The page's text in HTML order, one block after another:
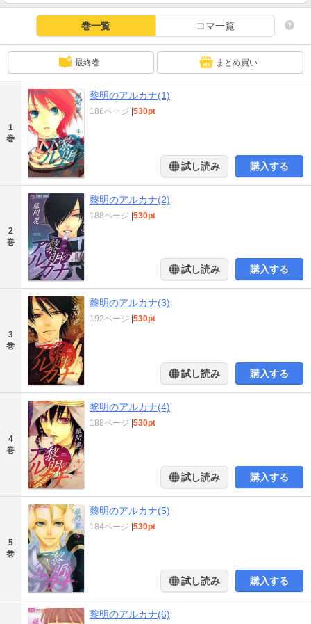
巻一覧 コマ一覧
最終巻 まとめ買い
1
巻
黎明のアルカナ(1)
186ページ |530pt
試し読み 購入する
2
巻
黎明のアルカナ(2)
188ページ |530pt
試し読み 購入する
3
巻
黎明のアルカナ(3)
192ページ |530pt
試し読み 購入する
4
巻
黎明のアルカナ(4)
188ページ |530pt
試し読み 購入する
5
巻
黎明のアルカナ(5)
184ページ |530pt
試し読み 購入する
黎明のアルカナ(6)